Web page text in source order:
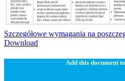
Szczegółowe wymagania na
Download
Add this document